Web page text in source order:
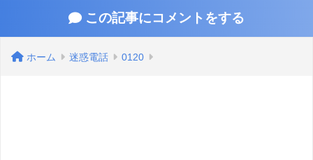
この記事にコメントをする
ホーム 迷惑電話 0120